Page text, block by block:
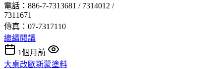
電話：886-7-7313681 / 7314012 /
7311671
傳真：07-7317110
繼續閱讀
1個月前
大桌改歐斯蒙塗料